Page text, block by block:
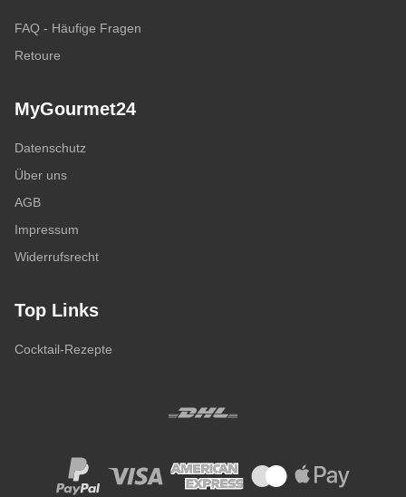
FAQ - Häufige Fragen
Retoure
MyGourmet24
Datenschutz
Über uns
AGB
Impressum
Widerrufsrecht
Top Links
Cocktail-Rezepte